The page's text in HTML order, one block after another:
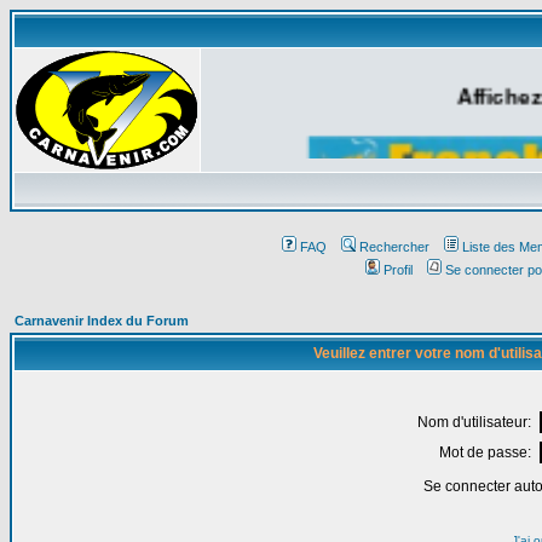
FAQ Rechercher
Liste des
Profil
Se connecter
Carnavenir Index du Forum
Veuillez entrer votre nom
Nom d'utilisateur:
Mot de passe:
Se connecter